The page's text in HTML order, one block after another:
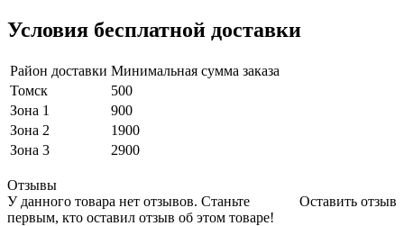
Условия бесплатной доставки
Район доставки Минимальная сумма заказа
Томск
500
Зона 1
900
Зона 2
1900
Зона 3
2900
Отзывы
Оставить отзыв
У данного товара нет отзывов. Станьте
первым, кто оставил отзыв об этом товаре!